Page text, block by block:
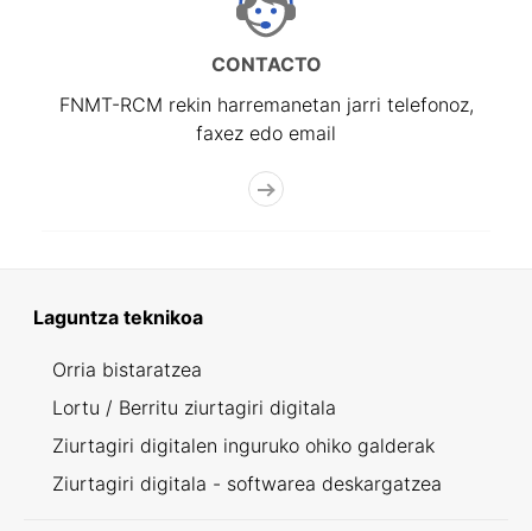
CONTACTO
FNMT-RCM rekin harremanetan jarri telefonoz,
faxez edo email
Laguntza teknikoa
Orria bistaratzea
Lortu / Berritu ziurtagiri digitala
Ziurtagiri digitalen inguruko ohiko galderak
Ziurtagiri digitala - softwarea deskargatzea